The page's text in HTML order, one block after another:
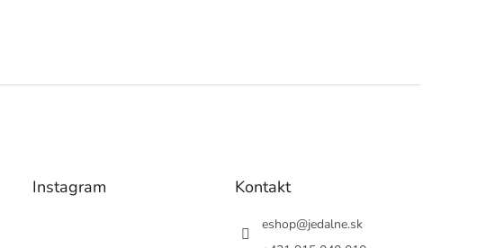
Instagram Kontakt
eshop@jedalne.sk